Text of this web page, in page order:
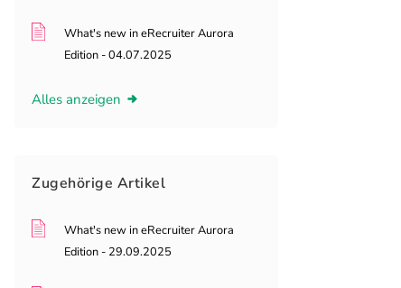
What's new in eRecruiter Aurora
Edition - 04.07.2025
Alles anzeigen
Zugehörige Artikel
What's new in eRecruiter Aurora
Edition - 29.09.2025